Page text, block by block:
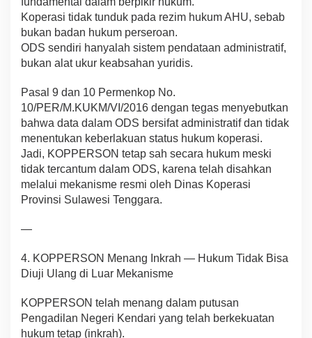
Koperasi tidak tunduk pada rezim hukum AHU, sebab
bukan badan hukum perseroan.
ODS sendiri hanyalah sistem pendataan administratif,
bukan alat ukur keabsahan yuridis.
Pasal 9 dan 10 Permenkop No.
10/PER/M.KUKM/VI/2016 dengan tegas menyebutkan
bahwa data dalam ODS bersifat administratif dan tidak
menentukan keberlakuan status hukum koperasi.
Jadi, KOPPERSON tetap sah secara hukum meski
tidak tercantum dalam ODS, karena telah disahkan
melalui mekanisme resmi oleh Dinas Koperasi
Provinsi Sulawesi Tenggara.
—
4. KOPPERSON Menang Inkrah — Hukum Tidak Bisa
Diuji Ulang di Luar Mekanisme
KOPPERSON telah menang dalam putusan
Pengadilan Negeri Kendari yang telah berkekuatan
hukum tetap (inkrah).